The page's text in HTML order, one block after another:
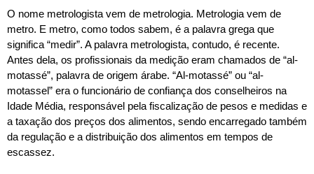
O nome metrologista vem de metrologia. Metrologia vem de
metro. E metro, como todos sabem, é a palavra grega que
significa “medir”. A palavra metrologista, contudo, é recente.
Antes dela, os profissionais da medição eram chamados de “al-
motassé”, palavra de origem árabe. “Al-motassé” ou “al-
motassel” era o funcionário de confiança dos conselheiros na
Idade Média, responsável pela fiscalização de pesos e medidas e
a taxação dos preços dos alimentos, sendo encarregado também
da regulação e a distribuição dos alimentos em tempos de
escassez.